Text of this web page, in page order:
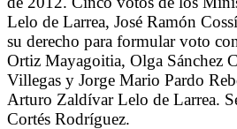
Lelo de Larrea, José Ramón
su derecho para formular voto
Ortiz Mayagoitia, Olga Sánchez
Villegas y Jorge Mario Pardo
Arturo Zaldívar Lelo de Larrea.
Cortés Rodríguez.